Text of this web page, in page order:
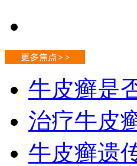
牛皮癣是
治疗牛皮
牛皮癣遗